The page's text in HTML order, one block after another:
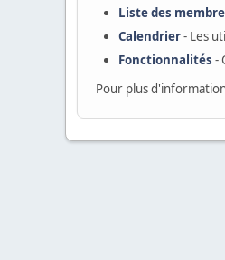
Liste des
Calendrier- Les
Fonctionnalités -
Pour plus